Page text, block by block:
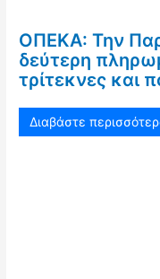
ΟΠΕΚΑ: Την
δεύτερη
τρίτεκνες και
Διαβάστε